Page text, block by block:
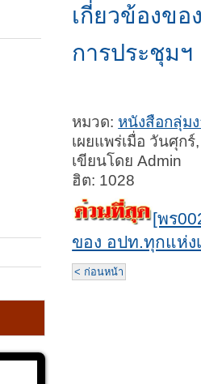
เกี่ยวข้องข
การประชุมฯ
หมวด: หนังสือกลุ่ม
เผยแพร่เมื่อ วันศุก
เขียนโดย Admin
ฮิต: 1028
[พร
ของ อปท.ทุกแห่ง
< ก่อนหน้า